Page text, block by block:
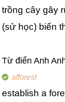
trồng cây gây
(sử học) biến
Từ điển Anh
afforest
establish a